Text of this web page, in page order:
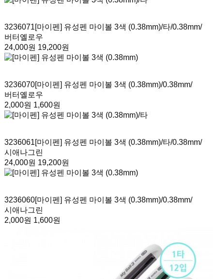
3236071[마이펜] 유성펜 마이볼 3색 (0.38mm)/타/0.38mm/
버터옐로우
24,000원 19,200원
3236070[마이펜] 유성펜 마이볼 3색 (0.38mm)/0.38mm/
버터옐로우
2,000원 1,600원
3236061[마이펜] 유성펜 마이볼 3색 (0.38mm)/타/0.38mm/
시애나그린
24,000원 19,200원
3236060[마이펜] 유성펜 마이볼 3색 (0.38mm)/0.38mm/
시애나그린
2,000원 1,600원